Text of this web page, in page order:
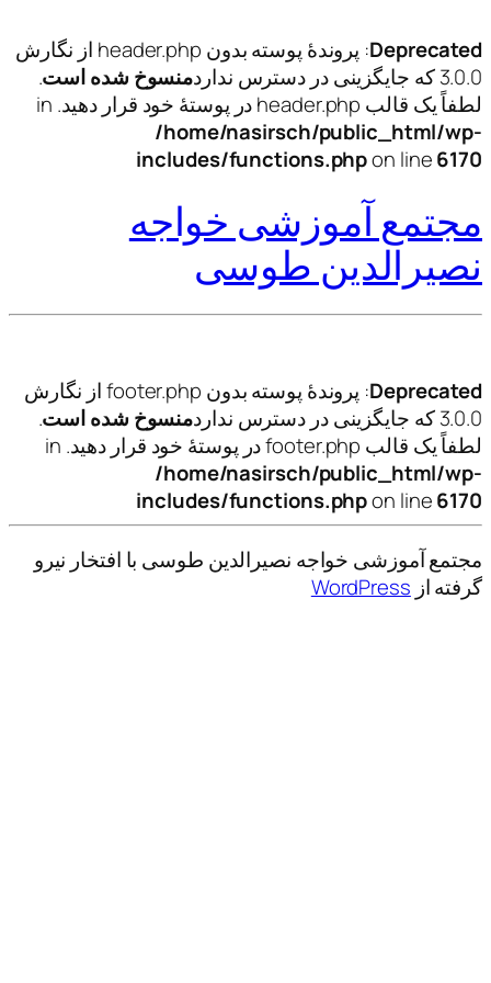
Deprecated
: پروندهٔ پوسته بدون header.php از نگارش
3.0.0 که جایگزینی در دسترس ندارد
منسوخ شده است.
لطفاً یک قالب header.php در پوستهٔ خود قرار دهید. in
/home/nasirsch/public_html/wp-
includes/functions.phpon line6170
مجتمع آموزشی خواجه
نصیرالدین طوسی
Deprecated
: پروندهٔ پوسته بدون footer.php از نگارش
3.0.0 که جایگزینی در دسترس ندارد
منسوخ شده است.
لطفاً یک قالب footer.php در پوستهٔ خود قرار دهید. in
/home/nasirsch/public_html/wp-
includes/functions.phpon line6170
مجتمع آموزشی خواجه نصیرالدین طوسی با افتخار نیرو
گرفته از WordPress